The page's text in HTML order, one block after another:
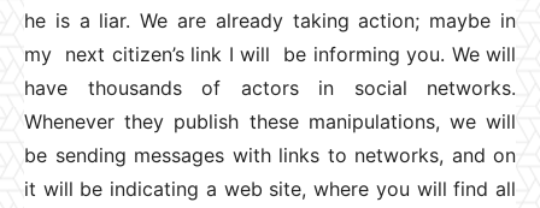
he is a liar. We are already taking action; maybe in
my next citizen’s link I will be informing you. We will
have thousands of actors in social networks.
Whenever they publish these manipulations, we will
be sending messages with links to networks, and on
it will be indicating a web site, where you will find all